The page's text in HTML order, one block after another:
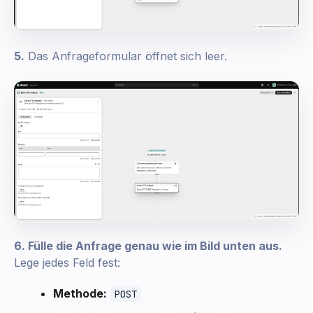
5. Das Anfrageformular öffnet sich leer.
6. Fülle die Anfrage genau wie im Bild unten aus.
Lege jedes Feld fest:
Methode: POST